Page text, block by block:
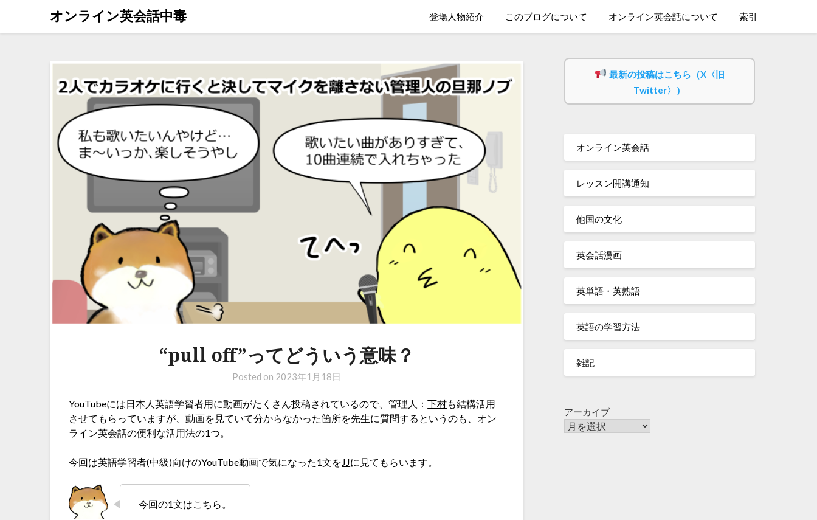
オンライン英会話中毒 登場人物紹介 このブログについて オンライン英会話について 索引
“pull off”ってどういう意味？
Posted on 2023年1月18日
YouTubeには日本人英語学習者用に動画がたくさん投稿されているので、管理人：下村も結構活用
させてもらっていますが、動画を見ていて分からなかった箇所を先生に質問するというのも、オン
ライン英会話の便利な活用法の1つ。
今回は英語学習者(中級)向けのYouTube動画で気になった1文をJJに見てもらいます。
今回の1文はこちら。
最新の投稿はこちら（X〈旧
Twitter〉）
オンライン英会話
レッスン開講通知
他国の文化
英会話漫画
英単語・英熟語
英語の学習方法
雑記
アーカイブ